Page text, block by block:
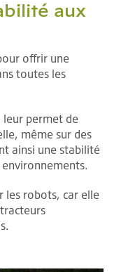
aux
offrir une
toutes les
leur permet de
même sur des
ainsi une stabilité
les robots, car elle